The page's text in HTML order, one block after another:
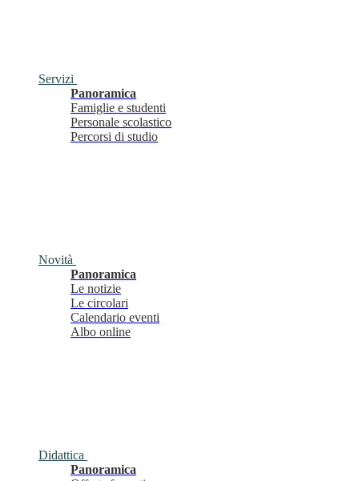
Servizi
Panoramica
Famiglie e studenti
Personale scolastico
Percorsi di studio
Novità
Panoramica
Le notizie
Le circolari
Calendario eventi
Albo online
Didattica
Panoramica